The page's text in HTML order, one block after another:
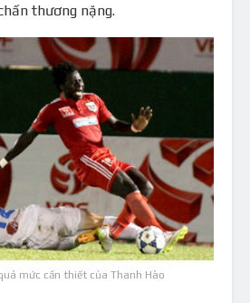
thương nặng.
mức cần thiết của Thanh Hào